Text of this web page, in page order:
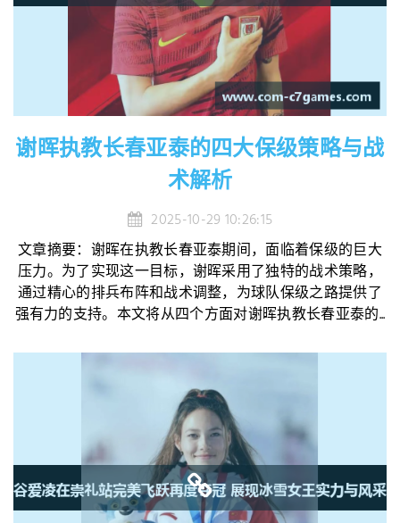
谢晖执教长春亚泰的四大保级策略与战
术解析
2025-10-29 10:26:15
文章摘要：谢晖在执教长春亚泰期间，面临着保级的巨大
压力。为了实现这一目标，谢晖采用了独特的战术策略，
通过精心的排兵布阵和战术调整，为球队保级之路提供了
强有力的支持。本文将从四个方面对谢晖执教长春亚泰的...